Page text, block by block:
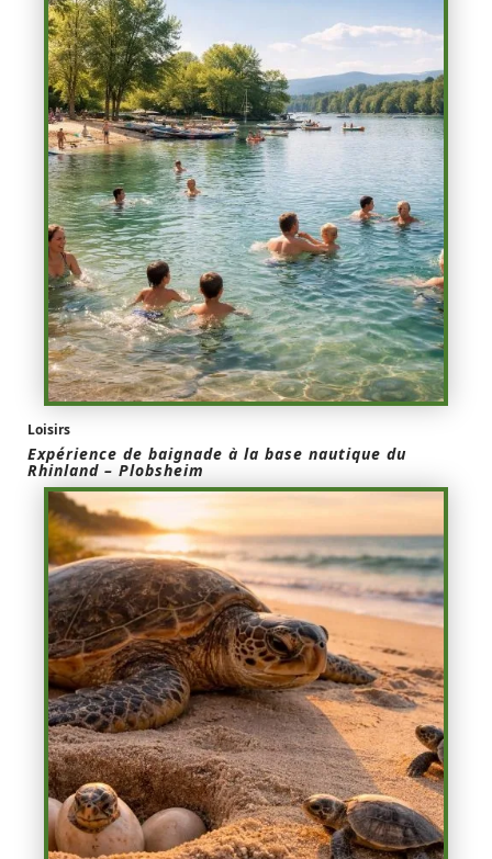
Loisirs
Expérience de baignade à la base nautique du
Rhinland – Plobsheim